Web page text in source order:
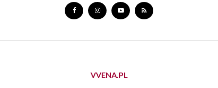
VVENA.PL